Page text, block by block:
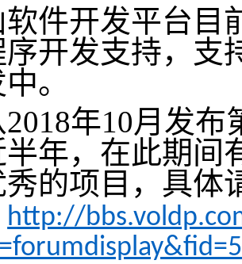
软件开发平台目
序开发支持，支
。
2018年10月发布
半年，在此期间
秀的项目，具体
http://